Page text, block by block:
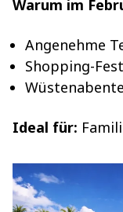
Warum im
Angenehme
Shopping-
Ideal für: